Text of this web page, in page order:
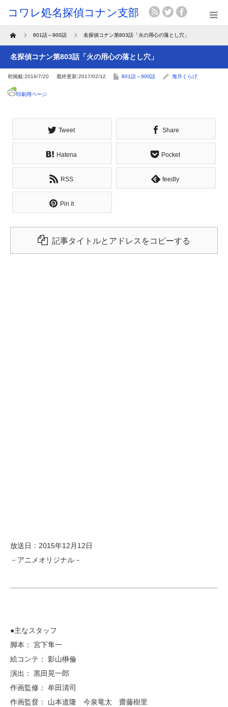
Home 801話～900話 名探偵コナン第803話「火の用心の落とし穴」
名探偵コナン第803話「火の用心の落とし穴」
初掲載:2016/7/20 最終更新:2017/02/12 801話～900話 海月くらげ
印刷用ページ
Tweet Share
Hatena Pocket
RSS feedly
Pin it
記事タイトルとアドレスをコピーする
放送日：2015年12月12日
－アニメオリジナル－
●主なスタッフ
脚本： 宮下隼一
絵コンテ： 影山楙倫
演出： 黒田晃一郎
作画監修： 牟田清司
作画監督： 山本道隆 今泉竜太 齋藤樹里